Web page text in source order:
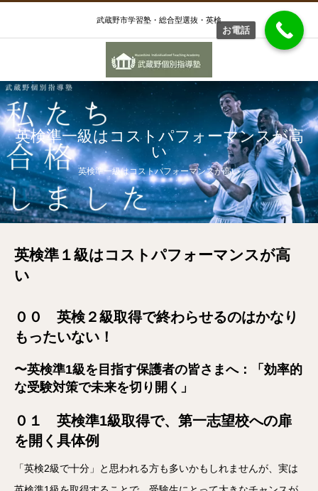
武蔵野市学習塾・総合型選抜・英検
英検準一級はコストパフォーマンスが高
い
英検準一級はコストパフォーマンスが高い
英検準１級はコストパフォーマンスが高
い
００ 英検２級取得で終わらせるのはかなり
もったいない！
〜英検準1級を目指す保護者の皆さまへ：「効率的
な受験対策で未来を切り開く」
０１ 英検準1級取得で、第一志望校への扉
を開く具体例
「英検2級で十分」と思われる方も多いかもしれませんが、実は
お電話